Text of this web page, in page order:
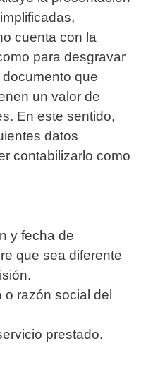
cuenta con la
para desgravar
que
un valor de
En este sentido,
datos
contabilizarlo como
y fecha de
que sea diferente
o razón social del
prestado.